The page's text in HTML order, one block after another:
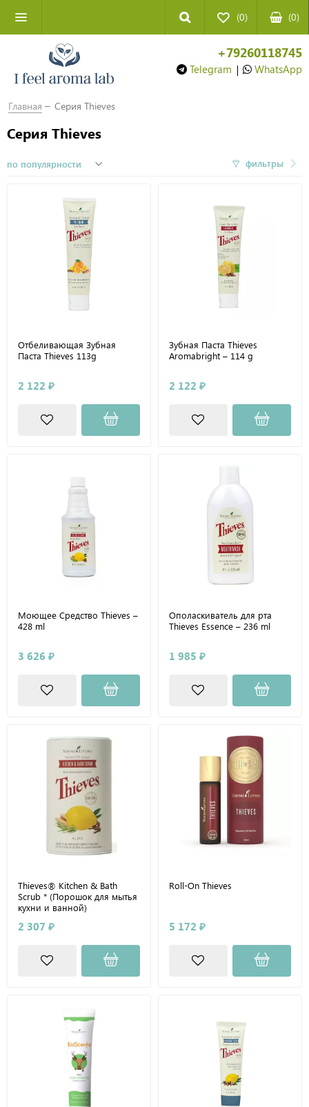
(0) (0)
+79260118745
Telegram | WhatsApp
Главная Серия Thieves
Серия Thieves
фильтры
Отбеливающая Зубная
Паста Thieves 113g
2 122 ₽
Зубная Паста Thieves
Aromabright – 114 g
2 122 ₽
Моющее Средство Thieves –
428 ml
3 626 ₽
Ополаскиватель для рта
Thieves Essence – 236 ml
1 985 ₽
Thieves® Kitchen & Bath
Scrub * (Порошок для мытья
кухни и ванной)
2 307 ₽
Roll-On Thieves
5 172 ₽